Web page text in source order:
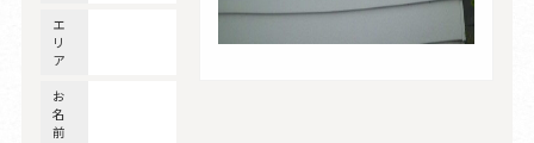
エ
リ
ア
お
名
前